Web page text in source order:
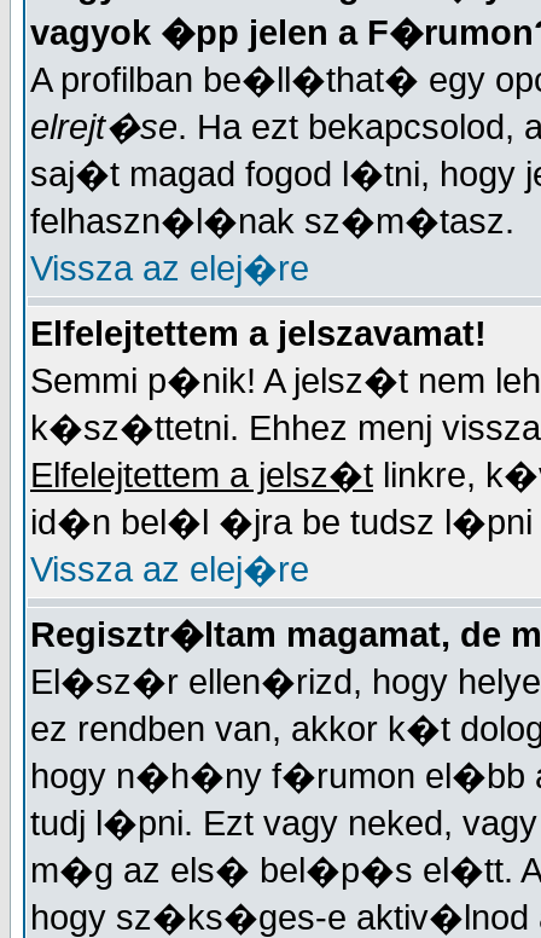
vagyok �pp jelen a
A profilban be�ll�that� egy
elrejt�se. Ha ezt bekapcsolod,
saj�t magad fogod l�tni, hogy
felhaszn�l�nak sz�m�tasz.
Vissza az elej�re
Elfelejtettem a jelszavamat!
Semmi p�nik! A jelsz�t nem
k�sz�ttetni. Ehhez menj
Elfelejtettem a jelsz�t linkre,
id�n bel�l �jra be tudsz l�pni
Vissza az elej�re
Regisztr�ltam magamat, de
El�sz�r ellen�rizd, hogy
ez rendben van, akkor k�t
hogy n�h�ny f�rumon el�bb
tudj l�pni. Ezt vagy neked,
m�g az els� bel�p�s el�tt.
hogy sz�ks�ges-e